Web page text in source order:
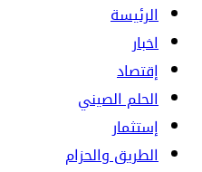
الرئيسة
اخبار
إقتصاد
الحلم الصيني
إستثمار
الطريق والحزام